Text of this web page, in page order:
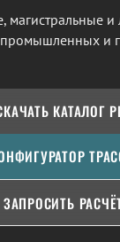
магистральные и
и
КАТАЛОГ
ЗАПРОСИТЬ